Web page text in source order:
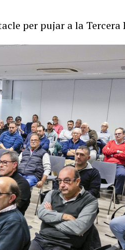
per pujar a la Tercera